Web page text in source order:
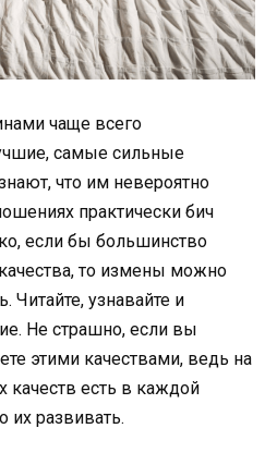
чаще всего
самые сильные
что им невероятно
практически бич
если бы большинство
то измены можно
Читайте, узнавайте и
Не страшно, если вы
этими качествами, ведь на
качеств есть в каждой
развивать.